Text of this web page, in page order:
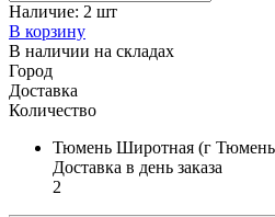
Наличие: 2 шт
В корзину
В наличии на складах
Город
Доставка
Количество
Тюмень Широтная (г
Доставка в день заказа
2